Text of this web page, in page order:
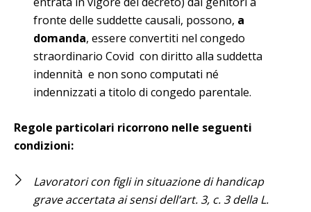
fronte delle suddette causali, possono, a
domanda, essere convertiti nel congedo
straordinario Covid con diritto alla suddetta
indennità e non sono computati né
indennizzati a titolo di congedo parentale.
Regole particolari ricorrono nelle seguenti
condizioni:
Lavoratori con figli in situazione di handicap
grave accertata ai sensi dell’art. 3, c. 3 della L.